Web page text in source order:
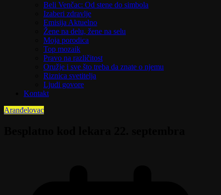
Beli Venčac: Od stene do simbola
Izaberi zdravlje
Emisija Aktuelno
Žene na delu, žene na selu
Moja porodica
Top mozaik
Pravo na različitost
Oružje i sve što treba da znate o njemu
Riznica svetitelja
Ljudi govore
Kontakt
Aranđelovac